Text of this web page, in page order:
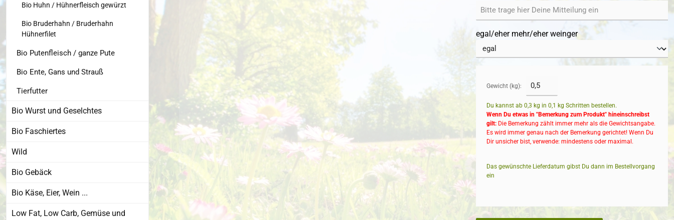
Bio Huhn / Hühnerfleisch gewürzt
Bio Bruderhahn / Bruderhahn
Hühnerfilet
Bio Putenfleisch / ganze Pute
Bio Ente, Gans und Strauß
Tierfutter
Bio Wurst und Geselchtes
Bio Faschiertes
Wild
Bio Gebäck
Bio Käse, Eier, Wein ...
Low Fat, Low Carb, Gemüse und
egal/eher mehr/eher weinger
Gewicht (kg):
Du kannst ab 0,3 kg in0,1 kg Schritten bestellen.
Wenn Du etwas in "Bemerkung zum Produkt" hineinschreibst
gilt: Die Bemerkung zählt immer mehr als die Gewichtsangabe.
Es wird immer genau nach der Bemerkung gerichtet! Wenn Du
Dir unsicher bist, verwende: mindestens oder maximal.
Das gewünschte Lieferdatum gibst Du dann im Bestellvorgang
ein